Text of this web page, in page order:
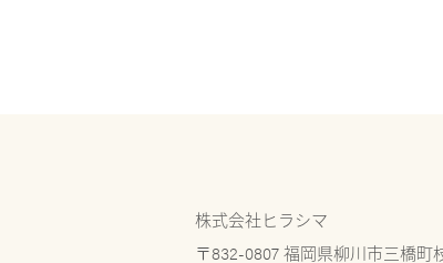
株式会社ヒラシマ
〒832-0807 福岡県柳川市三橋町